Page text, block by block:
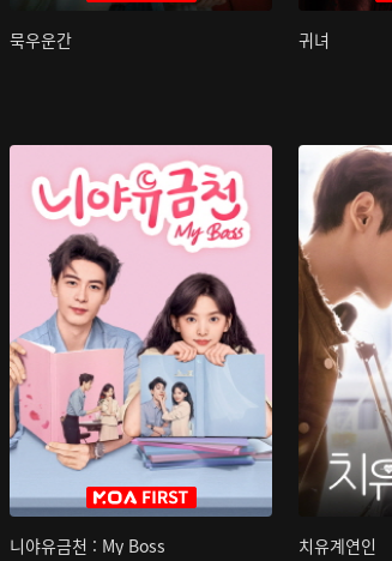
묵우운간 귀녀
니야유금천 : My Boss 치유계연인